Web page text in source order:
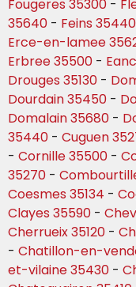
Fougeres 35300 -
35640 - Feins 35440
Erce-en-lamee
Erbree 35500 -
Drouges 35130 -
Dourdain 35450 -
Domalain 35680 -
35440 - Cuguen
- Cornille 35500 -
35270 -
Coesmes 35134 -
Clayes 35590 -
Cherrueix 35120 -
- Chatillon-en-
et-vilaine 35430 -